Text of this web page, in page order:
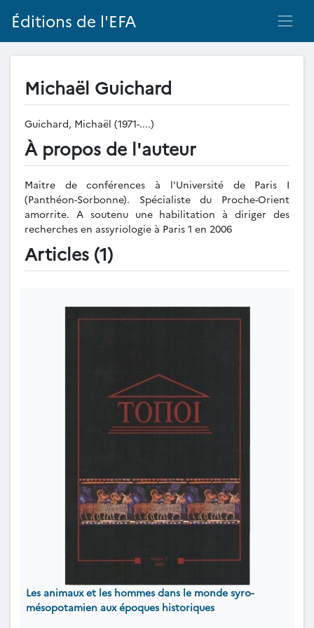
Éditions de l'EFA
Michaël Guichard
Guichard, Michaël (1971-....)
À propos de l'auteur
Maitre de conférences à l'Université de Paris I
(Panthéon-Sorbonne). Spécialiste du Proche-Orient
amorrite. A soutenu une habilitation à diriger des
recherches en assyriologie à Paris 1 en 2006
Articles (1)
Les animaux et les hommes dans le monde syro-
mésopotamien aux époques historiques